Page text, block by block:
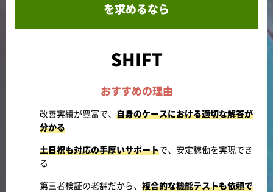
を求めるなら
SHIFT
おすすめの理由
改善実績が豊富で、 自身のケースにおける適切な解答が
分かる
土日祝も対応の手厚いサポートで、安定稼働を実現でき
る
第三者検証の老舗だから、 複合的な機能テストも依頼で